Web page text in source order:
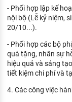
- Phối hợp lập kế
nội bộ (Lễ kỷ niệm,
20/10...).
- Phối hợp các bộ
quà tặng, nhân sự
hiệu quả và sáng
tiết kiệm chi phí và
4. Các công việc